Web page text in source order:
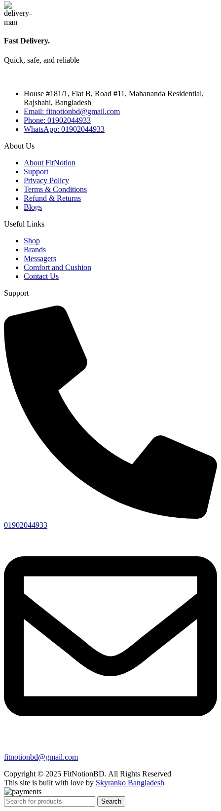
Fast Delivery.
Quick, safe, and reliable
House #181/1, Flat B, Road #11, Mahananda Residential,
Rajshahi, Bangladesh
Email: fitnotionbd@gmail.com
Phone: 01902044933
WhatsApp: 01902044933
About Us
About FitNotion
Support
Privacy Policy
Terms & Conditions
Refund & Returns
Blogs
Useful Links
Shop
Brands
Messagers
Comfort and Cushion
Contact Us
Support
01902044933
fitnotionbd@gmail.com
Copyright © 2025 FitNotionBD. All Rights Reserved
This site is built with love by Skyranko Bangladesh
Search